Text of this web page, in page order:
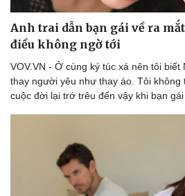
Anh trai dẫn bạn gái về ra
điều không ngờ tới
VOV.VN - Ở cùng ký túc xá nên tôi biết
thay người yêu như thay áo. Tôi
cuộc đời lại trớ trêu đến vậy khi bạn